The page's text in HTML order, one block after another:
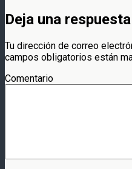
Deja una respuesta
Tu dirección de correo
campos obligatorios están
Comentario